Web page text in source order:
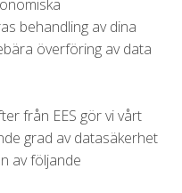
behandling av dina
överföring av data
från EES gör vi vårt
grad av datasäkerhet
av följande